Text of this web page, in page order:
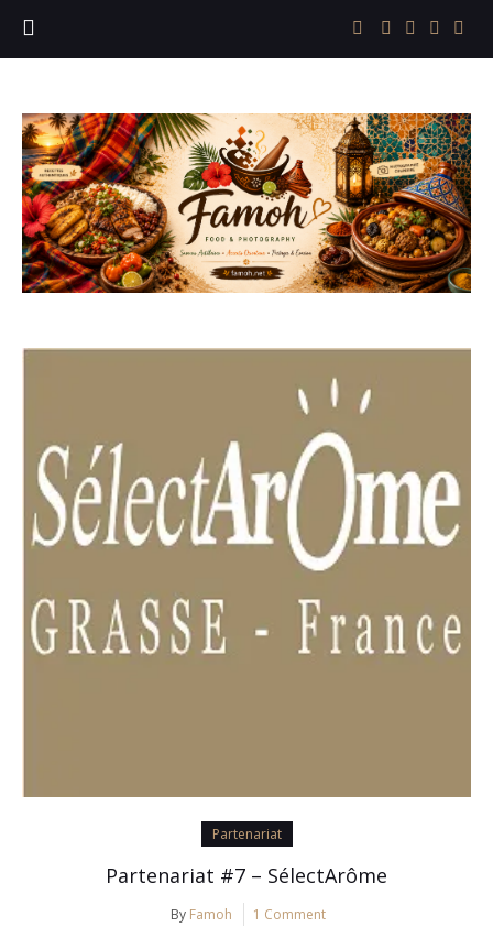
Partenariat
Partenariat #7 – SélectArôme
By Famoh 1 Comment